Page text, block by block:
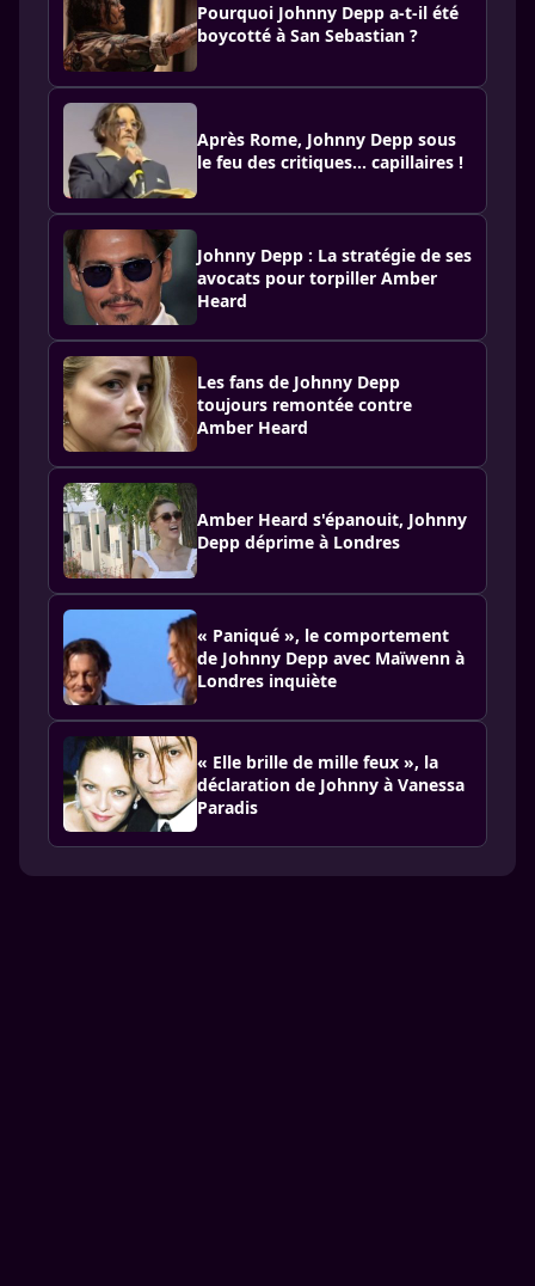
Pourquoi Johnny Depp a-t-il été
boycotté à San Sebastian ?
Après Rome, Johnny Depp sous
le feu des critiques... capillaires !
Johnny Depp : La stratégie de ses
avocats pour torpiller Amber
Heard
Les fans de Johnny Depp
toujours remontée contre
Amber Heard
Amber Heard s'épanouit, Johnny
Depp déprime à Londres
« Paniqué », le comportement
de Johnny Depp avec Maïwenn à
Londres inquiète
« Elle brille de mille feux », la
déclaration de Johnny à Vanessa
Paradis